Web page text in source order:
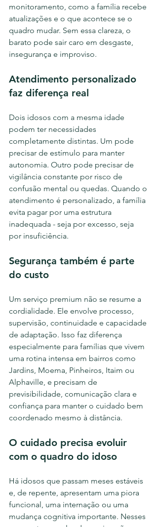
monitoramento, como a família recebe
atualizações e o que acontece se o
quadro mudar. Sem essa clareza, o
barato pode sair caro em desgaste,
insegurança e improviso.
Atendimento personalizado
faz diferença real
Dois idosos com a mesma idade
podem ter necessidades
completamente distintas. Um pode
precisar de estímulo para manter
autonomia. Outro pode precisar de
vigilância constante por risco de
confusão mental ou quedas. Quando o
atendimento é personalizado, a família
evita pagar por uma estrutura
inadequada - seja por excesso, seja
por insuficiência.
Segurança também é parte
do custo
Um serviço premium não se resume a
cordialidade. Ele envolve processo,
supervisão, continuidade e capacidade
de adaptação. Isso faz diferença
especialmente para famílias que vivem
uma rotina intensa em bairros como
Jardins, Moema, Pinheiros, Itaim ou
Alphaville, e precisam de
previsibilidade, comunicação clara e
confiança para manter o cuidado bem
coordenado mesmo à distância.
O cuidado precisa evoluir
com o quadro do idoso
Há idosos que passam meses estáveis
e, de repente, apresentam uma piora
funcional, uma internação ou uma
mudança cognitiva importante. Nesses